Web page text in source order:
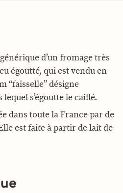
d’un fromage très
égoutté, qui est vendu en
“faisselle” désigne
s’égoutte le caillé.
dans toute la France par de
est faite à partir de lait de